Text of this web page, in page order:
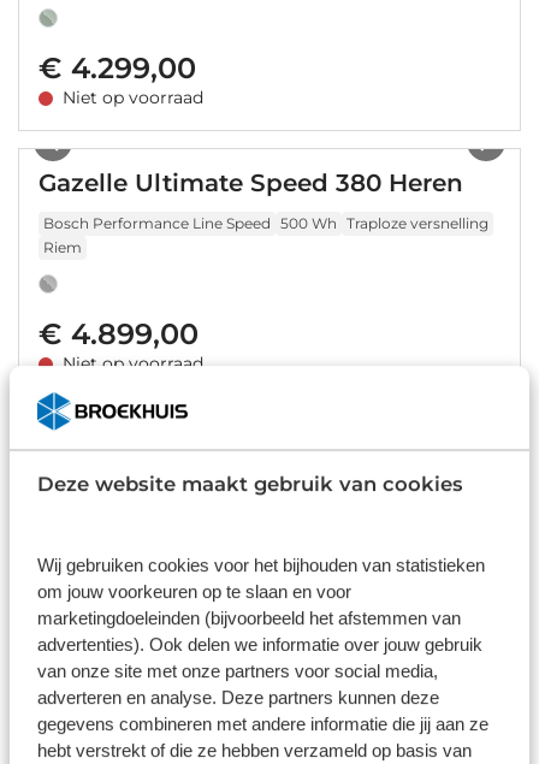
Deze website maakt gebruik van cookies
Wij gebruiken cookies voor het bijhouden van statistieken
om jouw voorkeuren op te slaan en voor
marketingdoeleinden (bijvoorbeeld het afstemmen van
advertenties). Ook delen we informatie over jouw gebruik
van onze site met onze partners voor social media,
adverteren en analyse. Deze partners kunnen deze
gegevens combineren met andere informatie die jij aan ze
hebt verstrekt of die ze hebben verzameld op basis van
€ 4.299,00
Niet op voorraad
Gazelle Ultimate Speed 380 Heren
Bosch Performance Line Speed 500 Wh Traploze versnelling
Riem
€ 4.899,00
Niet op voorraad
Gazelle Ultimate C380 HMB 625Wh
Heren 2025
€ 3.349,00
Niet op voorraad
1/11
Gazelle Ultimate C5 HMB Heren 2025